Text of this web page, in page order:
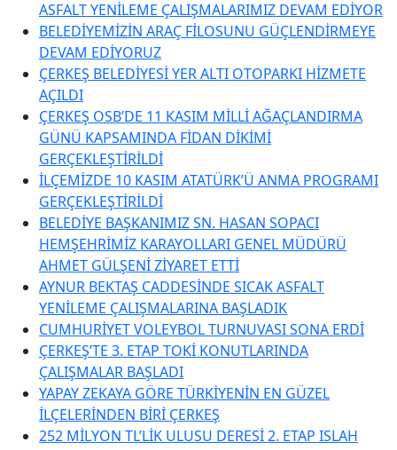
ASFALT YENİLEME ÇALIŞMALARIMIZ DEVAM EDİYOR
BELEDİYEMİZİN ARAÇ FİLOSUNU GÜÇLENDİRMEYE
DEVAM EDİYORUZ
ÇERKEŞ BELEDİYESİ YER ALTI OTOPARKI HİZMETE
AÇILDI
ÇERKEŞ OSB’DE 11 KASIM MİLLİ AĞAÇLANDIRMA
GÜNÜ KAPSAMINDA FİDAN DİKİMİ
GERÇEKLEŞTİRİLDİ
İLÇEMİZDE 10 KASIM ATATÜRK’Ü ANMA PROGRAMI
GERÇEKLEŞTİRİLDİ
BELEDİYE BAŞKANIMIZ SN. HASAN SOPACI
HEMŞEHRİMİZ KARAYOLLARI GENEL MÜDÜRÜ
AHMET GÜLŞENİ ZİYARET ETTİ
AYNUR BEKTAŞ CADDESİNDE SICAK ASFALT
YENİLEME ÇALIŞMALARINA BAŞLADIK
CUMHURİYET VOLEYBOL TURNUVASI SONA ERDİ
ÇERKEŞ’TE 3. ETAP TOKİ KONUTLARINDA
ÇALIŞMALAR BAŞLADI
YAPAY ZEKAYA GÖRE TÜRKİYENİN EN GÜZEL
İLÇELERİNDEN BİRİ ÇERKEŞ
252 MİLYON TL’LİK ULUSU DERESİ 2. ETAP ISLAH